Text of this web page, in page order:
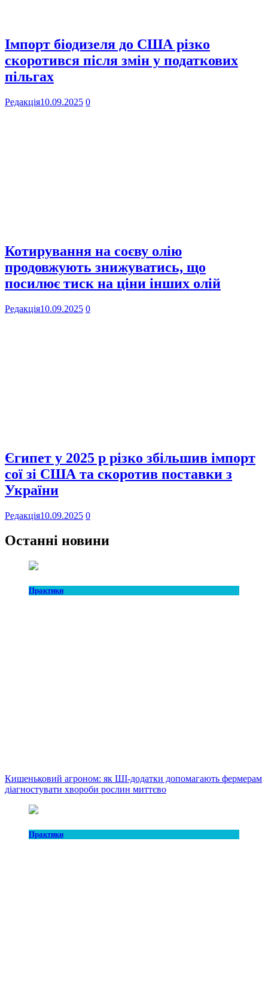
Імпорт біодизеля до США різко
скоротився після змін у податкових
пільгах
Редакція10.09.2025 0
Котирування на соєву олію
продовжують знижуватись, що
посилює тиск на ціни інших олій
Редакція10.09.2025 0
Єгипет у 2025 р різко збільшив імпорт
сої зі США та скоротив поставки з
України
Редакція10.09.2025 0
Останні новини
Практики
Кишеньковий агроном: як ШІ-додатки допомагають фермерам
діагностувати хвороби рослин миттєво
Практики